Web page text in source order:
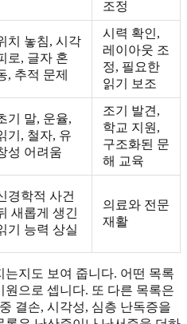
조정
치 놓침, 시각
로, 글자 혼
, 추적 문제
시력 확인,
레이아웃 조
정, 필요한
읽기 보조
기 말, 운율,
기, 철자, 유
성 어려움
조기 발견,
학교 지원,
구조화된 문
해 교육
경학적 사건
새롭게 생긴
기 능력 상실
의료와 전문
재활
지도 보여 줍니다. 어떤 목록
으로 셉니다. 또 다른 목록은
결손, 시각성, 심층 난독증을